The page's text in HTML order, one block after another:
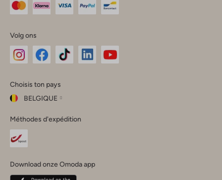
Volg ons
Instagram
Facebook
TikTok
Choisis ton pays
BELGIQUE
ton
pays
Fermer
Belgique(Français)
Méthodes d'expédition
Download onze Omoda app